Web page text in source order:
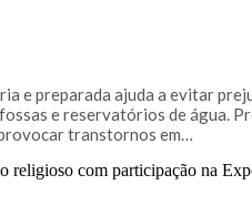
e preparada ajuda a evitar
e reservatórios de água.
transtornos em…